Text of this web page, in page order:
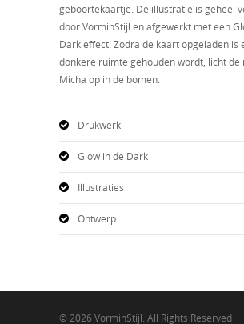
geboortekaartje. De illustratie is geheel
door VorminStijl en afgewerkt met een
Dark effect! Zodra de kaart opgeladen is
donkere ruimte gehouden wordt, licht de
Micha op in de bomen.
Drukwerk
Glow in de Dark
Illustraties
Ontwerp
© 2026 VorminStijl. All Rights Reserved